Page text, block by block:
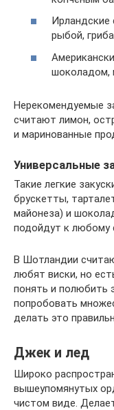
Ирландские
рыбой,
шоколадом,
Нерекомендуемые
считают лимон,
и маринованные
Универсальные
Такие легкие
брускетты,
майонеза) и
подойдут к любому
В Шотландии
любят виски, но
понять и полюбить
попробовать
делать это
Джек и лед
Широко
вышеупомянутых
чистом виде.